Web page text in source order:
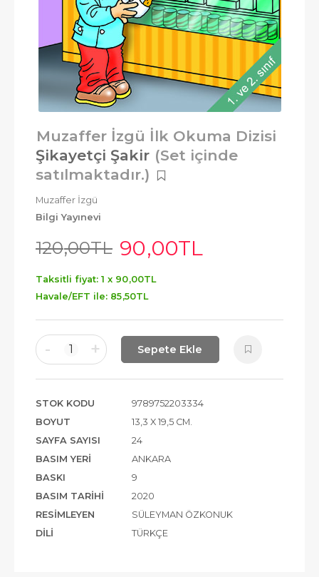
Muzaffer İzgü İlk Okuma Dizisi
Şikayetçi Şakir (Set içinde
satılmaktadır.)
Muzaffer İzgü
Bilgi Yayınevi
120,00TL 90,00TL
Taksitli fiyat: 1 x 90,00TL
Havale/EFT ile: 85,50TL
- 1 + Sepete Ekle
STOK KODU
9789752203334
BOYUT
13,3 X 19,5 CM.
SAYFA SAYISI
24
BASIM YERI
ANKARA
BASKI
9
BASIM TARIHI
2020
RESIMLEYEN
SÜLEYMAN ÖZKONUK
DILI
TÜRKÇE